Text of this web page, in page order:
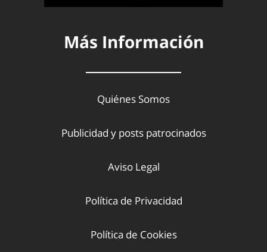
Más Información
Quiénes Somos
Publicidad y posts patrocinados
Aviso Legal
Política de Privacidad
Política de Cookies